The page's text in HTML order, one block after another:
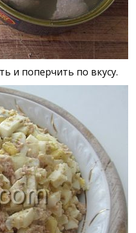
и поперчить по вкусу.